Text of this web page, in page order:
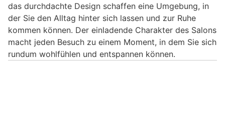
das durchdachte Design schaffen eine Umgebung, in
der Sie den Alltag hinter sich lassen und zur Ruhe
kommen können. Der einladende Charakter des Salons
macht jeden Besuch zu einem Moment, in dem Sie sich
rundum wohlfühlen und entspannen können.